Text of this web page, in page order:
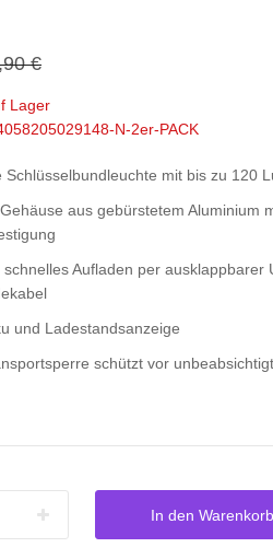
€
Lager
N-2er-PACK
Schlüsselbundleuchte mit bis zu 120
aus gebürstetem Aluminium
Aufladen per ausklappbarer
und Ladestandsanzeige
schützt vor
In den Warenkorb